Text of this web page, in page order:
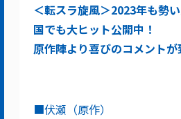
＜転スラ旋風＞2023年も勢
国でも大ヒット公開中！
原作陣より喜びのコメントが
■伏瀬（原作）